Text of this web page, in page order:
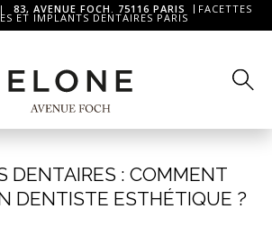
| 83, AVENUE FOCH. 75116 PARIS FACETTES
ET IMPLANTS DENTAIRES PARIS
DENTAIRES : COMMENT
DENTISTE ESTHÉTIQUE ?